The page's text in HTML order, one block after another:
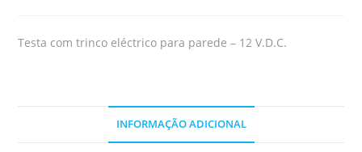
Testa com trinco eléctrico para parede – 12 V.D.C.
INFORMAÇÃO ADICIONAL